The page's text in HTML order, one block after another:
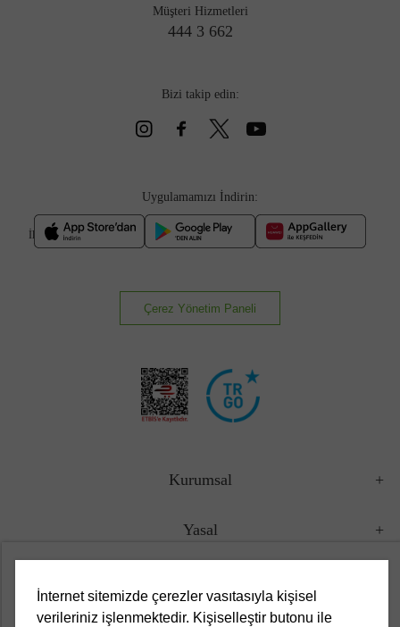
İlkbahar/Yaz 2026
Müşteri Hizmetleri
444 3 662
Bizi takip edin:
Uygulamamızı İndirin:
Çerez Yönetim Paneli
Kurumsal
Yasal
İnternet sitemizde çerezler vasıtasıyla kişisel
verileriniz işlenmektedir. Kişiselleştir butonu ile